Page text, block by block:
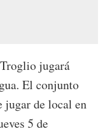
jugará
El conjunto
jugar de local en
5 de